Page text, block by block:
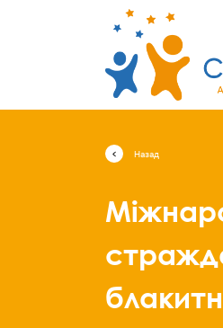
Назад